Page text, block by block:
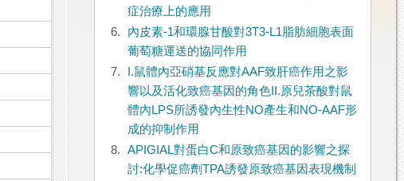
症治療上的應用
6.
內皮素-1和環腺甘酸對3T3-L1脂肪細胞表面
葡萄糖運送的協同作用
7.
I.鼠體內亞硝基反應對AAF致肝癌作用之影
響以及活化致癌基因的角色II.原兒茶酸對鼠
體內LPS所誘發內生性NO產生和NO-AAF形
成的抑制作用
8.
APIGIAL對蛋白C和原致癌基因的影響之探
討:化學促癌劑TPA誘發原致癌基因表現機制